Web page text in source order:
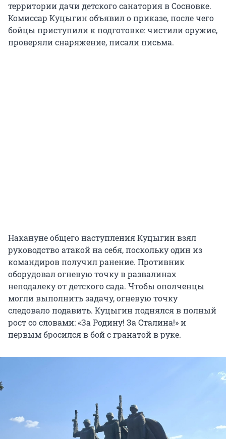
территории дачи детского санатория в Сосновке.
Комиссар Куцыгин объявил о приказе, после чего
бойцы приступили к подготовке: чистили оружие,
проверяли снаряжение, писали письма.
Накануне общего наступления Куцыгин взял
руководство атакой на себя, поскольку один из
командиров получил ранение. Противник
оборудовал огневую точку в развалинах
неподалеку от детского сада. Чтобы ополченцы
могли выполнить задачу, огневую точку
следовало подавить. Куцыгин поднялся в полный
рост со словами: «За Родину! За Сталина!» и
первым бросился в бой с гранатой в руке.